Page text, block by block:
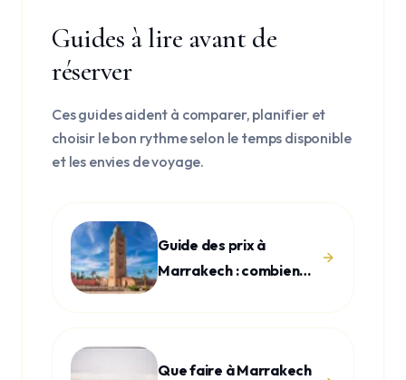
Guides à lire avant de
réserver
Ces guides aident à comparer, planifier et
choisir le bon rythme selon le temps disponible
et les envies de voyage.
Guide des prix à
Marrakech : combien
Que faire à Marrakech